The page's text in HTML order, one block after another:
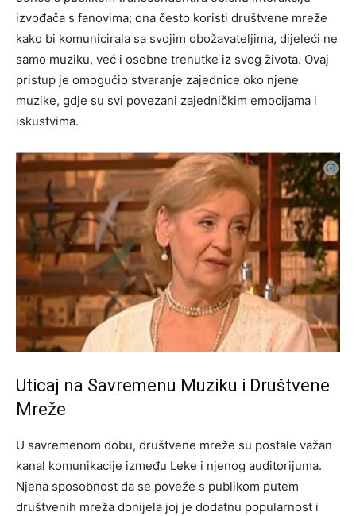
izvođača s fanovima; ona često koristi društvene mreže
kako bi komunicirala sa svojim obožavateljima, dijeleći ne
samo muziku, već i osobne trenutke iz svog života. Ovaj
pristup je omogućio stvaranje zajednice oko njene
muzike, gdje su svi povezani zajedničkim emocijama i
iskustvima.
Uticaj na Savremenu Muziku i Društvene
Mreže
U savremenom dobu, društvene mreže su postale važan
kanal komunikacije između Leke i njenog auditorijuma.
Njena sposobnost da se poveže s publikom putem
društvenih mreža donijela joj je dodatnu popularnost i